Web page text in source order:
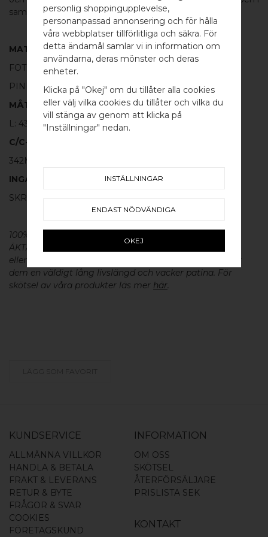
WELCOME TO
BB SWEDEN HARDWARE
Välj land / Choose country
samma serie.
MATERIAL
FOT:
100% BORSTAD MÄSSING
PINNE:
100% SVART ALUMINIUM
MÅTT
L: 432MM H: 30MM TJ: 8MM
C/C-MÅTT
342MM
INGÅR
SKRUV FÖR LUCKA: M4 X 25MM - 2 ST
100% ÄKTA METALL - Alla våra beslag är tillverkade av
ÄKTA massiv mässing, koppar, rostfritt stål
eller aluminium utan metallisk ytbehandling, vilket ger
dem en väldigt lång livslängd och vacker patina. För
skötsel av våra produkter läs mer här.
KUNDSERVICE
ALLMÄNNA VILLKOR
HANDLA & BETALA
FRAKT & LEVERANS
RETUR & BYTE
FRÅGOR & SVAR
COOKIES
FÖRETAGSKUND
INFORMATION
OM OSS
SKÖTSEL
ÅTERFÖRSÄLJARE
PRISLISTA SEK
KONTAKT
personlig shoppingupplevelse,
personanpassad annonsering och för hålla
våra webbplatser tillförlitliga och säkra. För
detta ändamål samlar vi in information om
användarna, deras mönster och deras
enheter.
Klicka på "Okej" om du tillåter alla cookies
eller välj vilka cookies du tillåter och vilka du
vill stänga av genom att klicka på
"Inställningar" nedan.
INSTÄLLNINGAR
ENDAST NÖDVÄNDIGA
OKEJ